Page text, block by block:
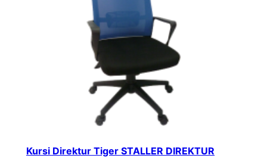
Kursi Direktur Tiger STALLER DIREKTUR